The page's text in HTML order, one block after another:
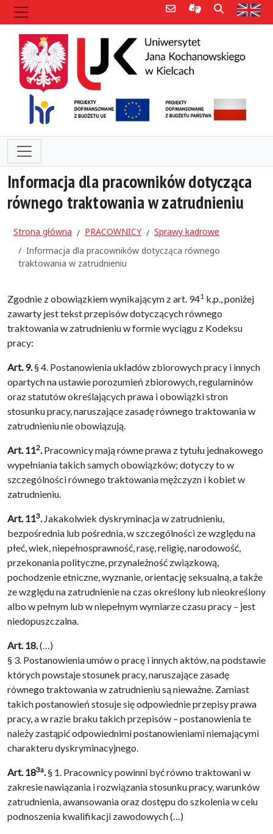
Poczta e-mailInformacje dla
Szukaj
Informacja dla pracowników dotycząca
równego traktowania w zatrudnieniu
Strona główna PRACOWNICY
Sprawy kadrowe
Informacja dla pracowników dotycząca równego
traktowania w zatrudnieniu
Zgodnie z obowiązkiem wynikającym z art. 941 k.p., poniżej
zawarty jest tekst przepisów dotyczących równego
traktowania w zatrudnieniu w formie wyciągu z Kodeksu
pracy:
Art. 9.§ 4. Postanowienia układów zbiorowych pracy i innych
opartych na ustawie porozumień zbiorowych, regulaminów
oraz statutów określających prawa i obowiązki stron
stosunku pracy, naruszające zasadę równego traktowania w
zatrudnieniu nie obowiązują.
Art. 112.Pracownicy mają równe prawa z tytułu jednakowego
wypełniania takich samych obowiązków; dotyczy to w
szczególności równego traktowania mężczyzn i kobiet w
zatrudnieniu.
Art. 113.Jakakolwiek dyskryminacja w zatrudnieniu,
bezpośrednia lub pośrednia, w szczególności ze względu na
płeć, wiek, niepełnosprawność, rasę, religię, narodowość,
przekonania polityczne, przynależność związkową,
pochodzenie etniczne, wyznanie, orientację seksualną, a także
ze względu na zatrudnienie na czas określony lub nieokreślony
albo w pełnym lub w niepełnym wymiarze czasu pracy – jest
niedopuszczalna.
Art. 18.(…)
§ 3. Postanowienia umów o pracę i innych aktów, na podstawie
których powstaje stosunek pracy, naruszające zasadę
równego traktowania w zatrudnieniu są nieważne. Zamiast
takich postanowień stosuje się odpowiednie przepisy prawa
pracy, a w razie braku takich przepisów – postanowienia te
należy zastąpić odpowiednimi postanowieniami niemającymi
charakteru dyskryminacyjnego.
Art. 183a.§ 1. Pracownicy powinni być równo traktowani w
zakresie nawiązania i rozwiązania stosunku pracy, warunków
zatrudnienia, awansowania oraz dostępu do szkolenia w celu
podnoszenia kwalifikacji zawodowych (…)